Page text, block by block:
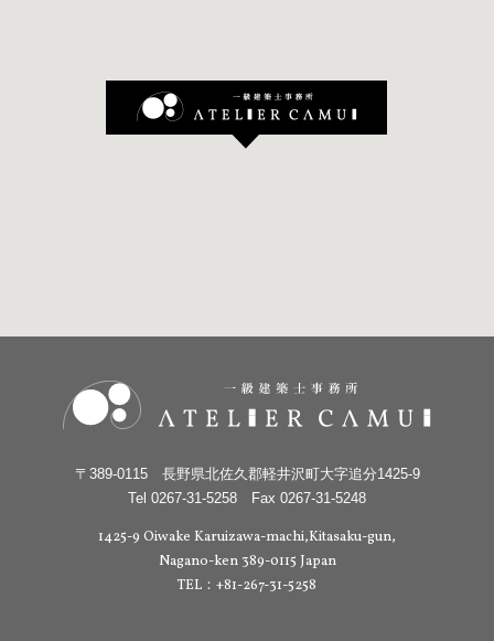
〒389-0115 長野県北佐久郡軽井沢町大字追分1425-9
Tel 0267-31-5258 Fax 0267-31-5248
1425-9 Oiwake Karuizawa-machi,Kitasaku-gun,
Nagano-ken 389-0115 Japan
TEL：+81-267-31-5258